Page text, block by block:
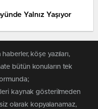
Yalnız Yaşıyor
köşe yazıları,
bütün konuların tek
kaynak gösterilmeden
olarak kopyalanamaz,